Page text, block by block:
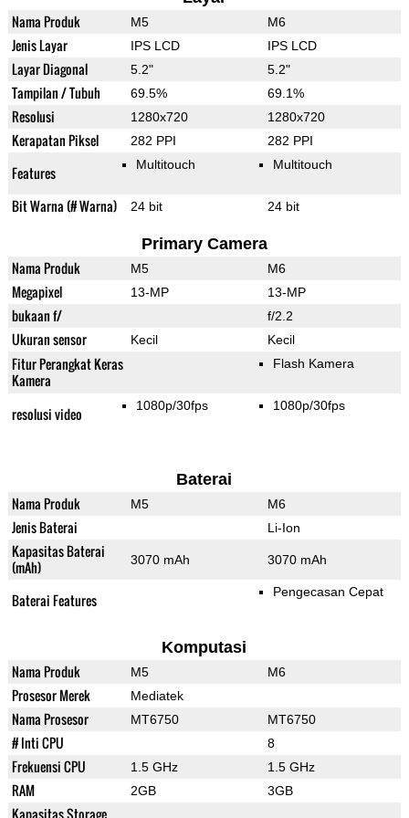
Nama Produk M5 M6
Jenis Layar IPS LCD IPS LCD
Layar Diagonal 5.2" 5.2"
Tampilan / Tubuh 69.5% 69.1%
Resolusi 1280x720 1280x720
Kerapatan Piksel 282 PPI 282 PPI
Features Multitouch Multitouch
Bit Warna (# Warna) 24 bit 24 bit
Primary Camera
Nama Produk M5 M6
Megapixel 13-MP 13-MP
bukaan f/ f/2.2
Ukuran sensor Kecil Kecil
Fitur Perangkat Keras
Kamera
Flash Kamera
resolusi video 1080p/30fps 1080p/30fps
Baterai
Nama Produk M5 M6
Jenis Baterai Li-Ion
Kapasitas Baterai
(mAh)
3070 mAh 3070 mAh
Baterai Features Pengecasan Cepat
Komputasi
Nama Produk M5 M6
Prosesor Merek Mediatek
Nama Prosesor MT6750 MT6750
# Inti CPU 8
Frekuensi CPU 1.5 GHz 1.5 GHz
RAM 2GB 3GB
Kapasitas Storage